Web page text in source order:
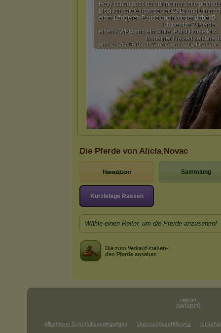
Die Pferde von Alicia.Novac
Ⲛⲉⲃⲉⲛⲹⳙⲥⲏⲧ Sammlung
Kurzlebige Rassen
Wähle einen Reiter, um die Pferde anzusehen!
Die zum Verkauf stehen-
den Pferde ansehen
Allgemeine Geschäftsbedingungen Datenschutzerklärung